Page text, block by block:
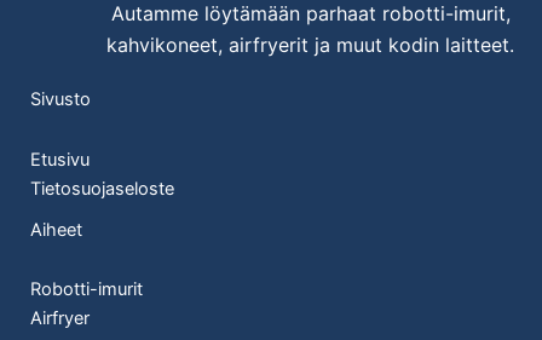
Autamme löytämään parhaat robotti-imurit,
kahvikoneet, airfryerit ja muut kodin laitteet.
Sivusto
Etusivu
Tietosuojaseloste
Aiheet
Robotti-imurit
Airfryer